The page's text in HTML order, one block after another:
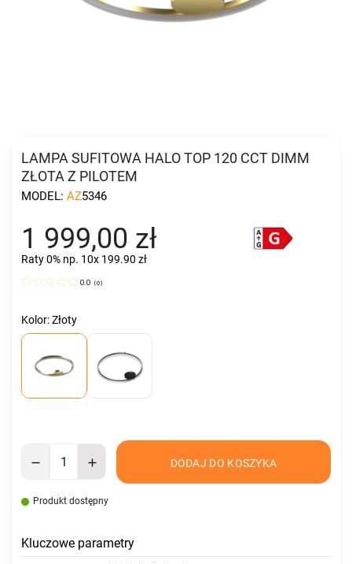
LAMPA SUFITOWA HALO TOP 120 CCT DIMM
ZŁOTA Z PILOTEM
MODEL: AZ5346
1 999,00 zł
Raty 0% np. 10x 199.90 zł
0.0 (0)
Kolor: Złoty
DODAJ DO KOSZYKA
Produkt dostępny
Kluczowe parametry